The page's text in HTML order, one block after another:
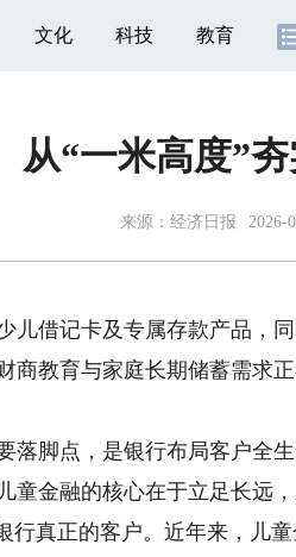
文化 科技 教育
从“一米高度”
来源： 经济日报 2026-
借记卡及专属存款产品，同
商教育与家庭长期储蓄需求
脚点，是银行布局客户全
童金融的核心在于立足长远
行真正的客户。近年来，儿